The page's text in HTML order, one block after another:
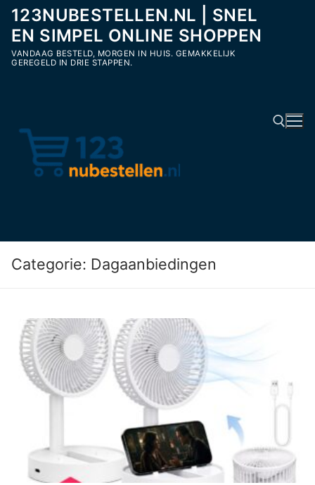
Ga
naar
de
inhoud
123NUBESTELLEN.NL | SNEL
EN SIMPEL ONLINE SHOPPEN
VANDAAG BESTELD, MORGEN IN HUIS. GEMAKKELIJK
GEREGELD IN DRIE STAPPEN.
Zoeken naar:
Categorie: Dagaanbiedingen